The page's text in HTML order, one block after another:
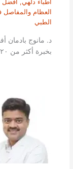
أطباء دلهي, أفضل
العظام والمفاصل في
الطبي
د. مانوج بادمان
بخبرة أكثر من ٢٠ سنة، يعتبر الدكتور مانوج من دلهي […]